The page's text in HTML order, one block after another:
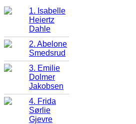
1. Isabelle
Heiertz
Dahle
2. Abelone
Smedsrud
3. Emilie
Dolmer
Jakobsen
4. Frida
Sørlie
Gjevre